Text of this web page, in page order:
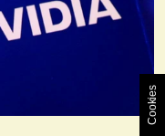
Cookies